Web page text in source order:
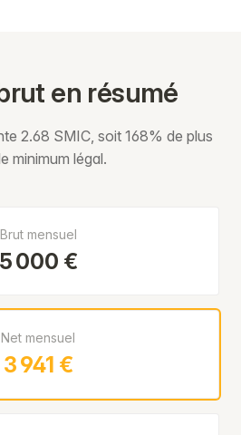
en résumé
2.68 SMIC, soit 168% de plus
minimum légal.
Brut mensuel
5 000 €
Net mensuel
3 941 €